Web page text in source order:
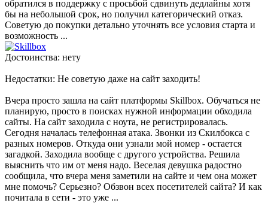
обратился в поддержку с просьбой сдвинуть дедлайны хотя
бы на небольшой срок, но получил категорический отказ.
Советую до покупки детально уточнять все условия старта и
возможность ...
Достоинства: нету
Недостатки: Не советую даже на сайт заходить!
Вчера просто зашла на сайт платформы Skillbox. Обучаться не
планирую, просто в поисках нужной информации обходила
сайты. На сайт заходила с ноута, не регистрировалась.
Сегодня началась телефонная атака. Звонки из Скилбокса с
разных номеров. Откуда они узнали мой номер - остается
загадкой. Заходила вообще с другого устройства. Решила
выяснить что им от меня надо. Веселая девушка радостно
сообщила, что вчера меня заметили на сайте и чем она может
мне помочь? Серьезно? Обзвон всех посетителей сайта? И как
почитала в сети - это уже ...